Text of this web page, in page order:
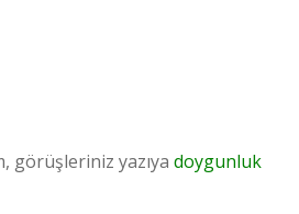
görüşleriniz yazıya doygunluk